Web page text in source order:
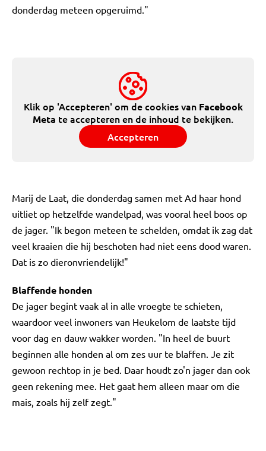
donderdag meteen opgeruimd."
Klik op 'Accepteren' om de cookies van Facebook
Meta te accepteren en de inhoud te bekijken.
Accepteren
Marij de Laat, die donderdag samen met Ad haar hond
uitliet op hetzelfde wandelpad, was vooral heel boos op
de jager. "Ik begon meteen te schelden, omdat ik zag dat
veel kraaien die hij beschoten had niet eens dood waren.
Dat is zo dieronvriendelijk!"
Blaffende honden
De jager begint vaak al in alle vroegte te schieten,
waardoor veel inwoners van Heukelom de laatste tijd
voor dag en dauw wakker worden. "In heel de buurt
beginnen alle honden al om zes uur te blaffen. Je zit
gewoon rechtop in je bed. Daar houdt zo'n jager dan ook
geen rekening mee. Het gaat hem alleen maar om die
mais, zoals hij zelf zegt."